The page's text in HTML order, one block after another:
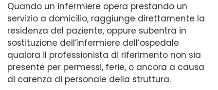
Quando un infermiere opera prestando un
servizio a domicilio, raggiunge direttamente la
residenza del paziente, oppure subentra in
sostituzione dell’infermiere dell’ospedale
qualora il professionista di riferimento non sia
presente per permessi, ferie, o ancora a causa
di carenza di personale della struttura.